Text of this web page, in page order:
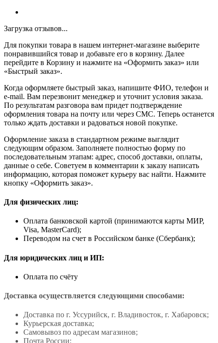
Загрузка отзывов...
Для покупки товара в нашем интернет-магазине выберите
понравившийся товар и добавьте его в корзину. Далее
перейдите в Корзину и нажмите на «Оформить заказ» или
«Быстрый заказ».
Когда оформляете быстрый заказ, напишите ФИО, телефон и
e-mail. Вам перезвонит менеджер и уточнит условия заказа.
По результатам разговора вам придет подтверждение
оформления товара на почту или через СМС. Теперь останется
только ждать доставки и радоваться новой покупке.
Оформление заказа в стандартном режиме выглядит
следующим образом. Заполняете полностью форму по
последовательным этапам: адрес, способ доставки, оплаты,
данные о себе. Советуем в комментарии к заказу написать
информацию, которая поможет курьеру вас найти. Нажмите
кнопку «Оформить заказ».
Для физических лиц:
Оплата банковской картой (принимаются карты МИР,
Visa, MasterCard);
Переводом на счет в Российском банке (Сбербанк);
Для юридических лиц и ИП:
Оплата по счёту
Доставка осуществляется следующими способами:
Доставка по г. Уссурийск, г. Владивосток, г. Хабаровск;
Курьерская доставка;
Самовывоз по адресам магазинов;
Почта России;